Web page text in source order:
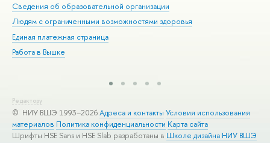
Сведения об образовательной организации
Людям с ограниченными возможностями здоровья
Единая платежная страница
Работа в Вышке
Редактору
© НИУ ВШЭ 1993–2026Адреса и контакты Условия использования
материалов Политика конфиденциальности Карта сайта
Шрифты HSE Sans и HSE Slab разработаны в Школе дизайна НИУ ВШЭ